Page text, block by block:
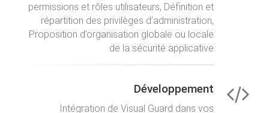
permissions et rôles utilisateurs, Définition et
répartition des privilèges d’administration,
Proposition d’organisation globale ou locale
de la sécurité applicative
Développement
Intégration de Visual Guard dans vos